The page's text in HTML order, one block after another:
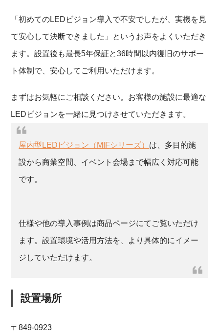
「初めてのLEDビジョン導入で不安でしたが、実機を見
て安心して決断できました」というお声をよくいただき
ます。設置後も最長5年保証と36時間以内復旧のサポー
ト体制で、安心してご利用いただけます。
まずはお気軽にご相談ください。お客様の施設に最適な
LEDビジョンを一緒に見つけさせていただきます。
屋内型LEDビジョン（MIFシリーズ） は、多目的施
設から商業空間、イベント会場まで幅広く対応可能
です。
仕様や他の導入事例は商品ページにてご覧いただけ
ます。設置環境や活用方法を、より具体的にイメー
ジしていただけます。
設置場所
〒849-0923